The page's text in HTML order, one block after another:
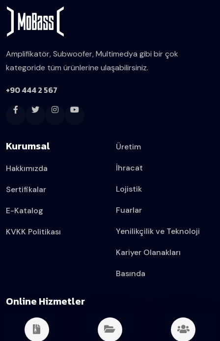
Amplifikatör, Subwoofer, Multimedya gibi bir çok
kategoride tüm ürünlerine ulaşabilirsiniz.
+90 444 2 567
Kurumsal
Hakkımızda
Sertifikalar
E-Katalog
KVKK Politikası
Üretim
İhracat
Lojistik
Fuarlar
Yenilikçilik ve Teknoloji
Kariyer Olanakları
Basında
Online Hizmetler